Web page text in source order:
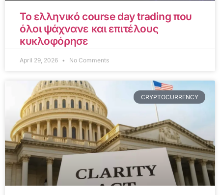
Το ελληνικό course day trading που
όλοι ψάχνανε και επιτέλους
κυκλοφόρησε
April 29, 2026 No Comments
CRYPTOCURRENCY